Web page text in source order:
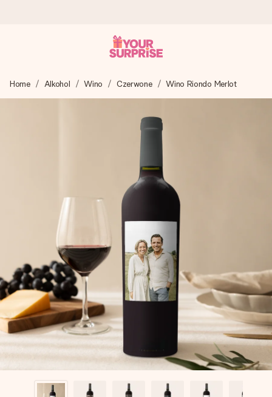
Tworzymy Twój prezent z troską i wysyłamy go w mgnieniu
oka – dzięki czemu możesz go dać dokładnie we
4,7 (na podstawie +15 000 opinii)
Nasze prezenty inspirują. Klienci oceniają nas na 4,7 w
Darmowy bilecik z życzeniami
Stwórz coś wyjątkowego w zaledwie kilku krokach – z jej
imieniem, swoim zdjęciem lub wiadomością, która naprawdę
poruszy serce. Bez problemu, po prostu ogrom miłości na
tę chwilę.
Home Alkohol Wino Czerwone Wino Riondo Merlot